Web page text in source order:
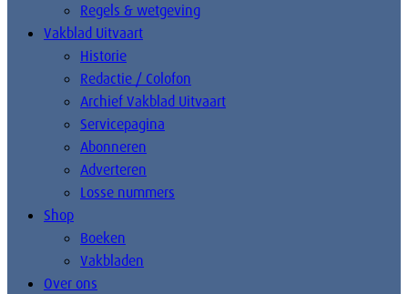
Regels & wetgeving
Vakblad Uitvaart
Historie
Redactie / Colofon
Archief Vakblad Uitvaart
Servicepagina
Abonneren
Adverteren
Losse nummers
Shop
Boeken
Vakbladen
Over ons